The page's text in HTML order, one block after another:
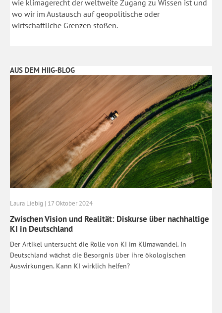
wie klimagerecht der weltweite Zugang zu Wissen ist und
wo wir im Austausch auf geopolitische oder
wirtschaftliche Grenzen stoßen.
AUS DEM HIIG-BLOG
Laura Liebig | 17 Oktober 2024
Zwischen Vision und Realität: Diskurse über nachhaltige
KI in Deutschland
Der Artikel untersucht die Rolle von KI im Klimawandel. In
Deutschland wächst die Besorgnis über ihre ökologischen
Auswirkungen. Kann KI wirklich helfen?